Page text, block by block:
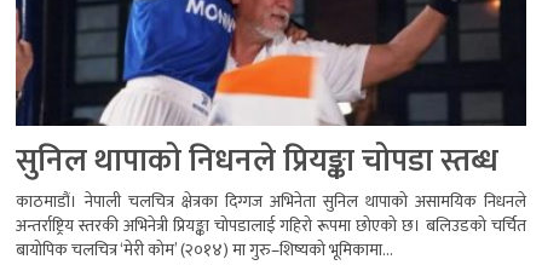
सुनिल थापाको निधनले प्रियङ्का चोपडा स्तब्ध
काठमाडौं। नेपाली चलचित्र क्षेत्रका दिग्गज अभिनेता सुनिल थापाको असामयिक निधनले
अन्तर्राष्ट्रिय स्तरकी अभिनेत्री प्रियङ्का चोपडालाई गहिरो रूपमा छोएको छ। बलिउडको चर्चित
बायोपिक चलचित्र ‘मेरी कोम’ (२०१४) मा गुरु–शिष्यको भूमिकामा...